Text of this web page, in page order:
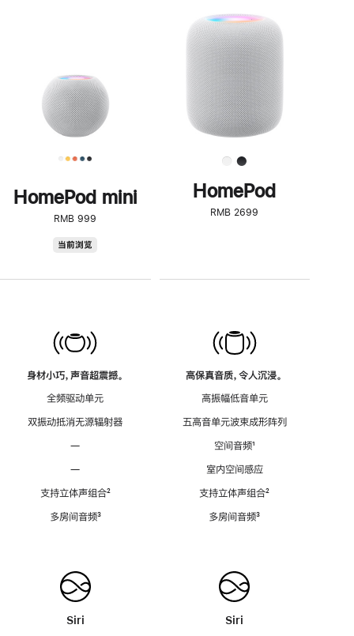
HomePod mini
RMB 999
当前浏览
身材小巧，声音超震撼。
全频驱动单元
双振动抵消无源辐射器
—
—
支持立体声组合脚
²
多房间音频脚
³
Siri
步
了
解
HomePod<
HomePod
RMB 2699
高保真音质，令人沉浸。
高振幅低音单元
五高音单元波束成形阵列
空间音频脚
¹
室内空间感应
支持立体声组合脚
²
多房间音频脚
³
Siri